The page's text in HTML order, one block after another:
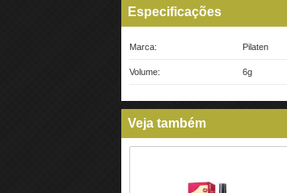
Especificações
Marca: Pilaten
Volume: 6g
Veja também